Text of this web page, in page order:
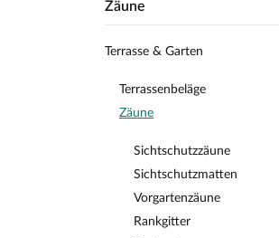
Zäune
Terrasse & Garten
Terrassenbeläge
Zäune
Sichtschutzzäune
Sichtschutzmatten
Vorgartenzäune
Rankgitter